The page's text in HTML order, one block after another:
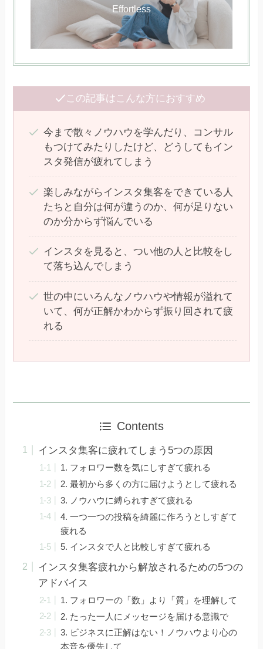
Effortless
この記事はこんな方におすすめ
今まで散々ノウハウを学んだり、コンサル
もつけてみたりしたけど、どうしてもイン
スタ発信が疲れてしまう
楽しみながらインスタ集客をできている人
たちと自分は何が違うのか、何が足りない
のか分からず悩んでいる
インスタを見ると、つい他の人と比較をし
て落ち込んでしまう
世の中にいろんなノウハウや情報が溢れて
いて、何が正解かわからず振り回されて疲
れる
Contents
インスタ集客に疲れてしまう5つの原因
1. フォロワー数を気にしすぎて疲れる
2. 最初から多くの方に届けようとして疲れる
3. ノウハウに縛られすぎて疲れる
4. 一つ一つの投稿を綺麗に作ろうとしすぎて
疲れる
5. インスタで人と比較しすぎて疲れる
インスタ集客疲れから解放されるための5つの
アドバイス
1. フォロワーの「数」より「質」を理解して
2. たった一人にメッセージを届ける意識で
3. ビジネスに正解はない！ノウハウより心の
本音を優先して